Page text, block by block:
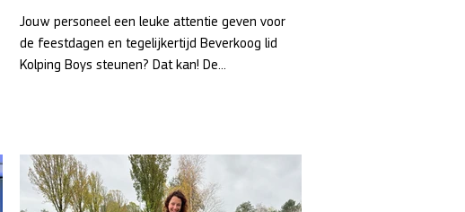
Jouw personeel een leuke attentie geven voor
de feestdagen en tegelijkertijd Beverkoog lid
Kolping Boys steunen? Dat kan! De...